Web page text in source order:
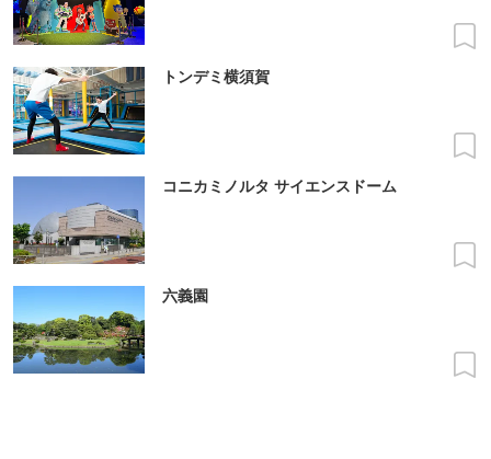
トンデミ横須賀
コニカミノルタ サイエンスドーム
六義園